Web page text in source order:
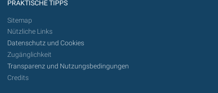
PRAKTISCHE TIPPS
Sitemap
Nützliche Links
Datenschutz und Cookies
Zugänglichkeit
Transparenz und Nutzungsbedingungen
Credits